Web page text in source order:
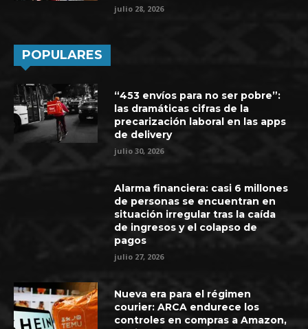
julio 28, 2026
POPULARES
“453 envíos para no ser pobre”:
las dramáticas cifras de la
precarización laboral en las apps
de delivery
julio 30, 2026
Alarma financiera: casi 6 millones
de personas se encuentran en
situación irregular tras la caída
de ingresos y el colapso de
pagos
julio 27, 2026
Nueva era para el régimen
courier: ARCA endurece los
controles en compras a Amazon,